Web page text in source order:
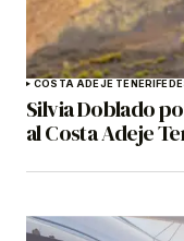
COSTA ADEJE TENERIFE
Silvia Doblado
al Costa Adeje